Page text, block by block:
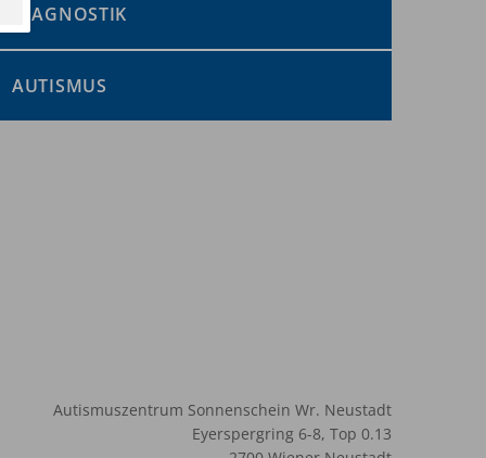
DIAGNOSTIK
AUTISMUS
Autismuszentrum Sonnenschein Wr. Neustadt
Eyerspergring 6-8, Top 0.13